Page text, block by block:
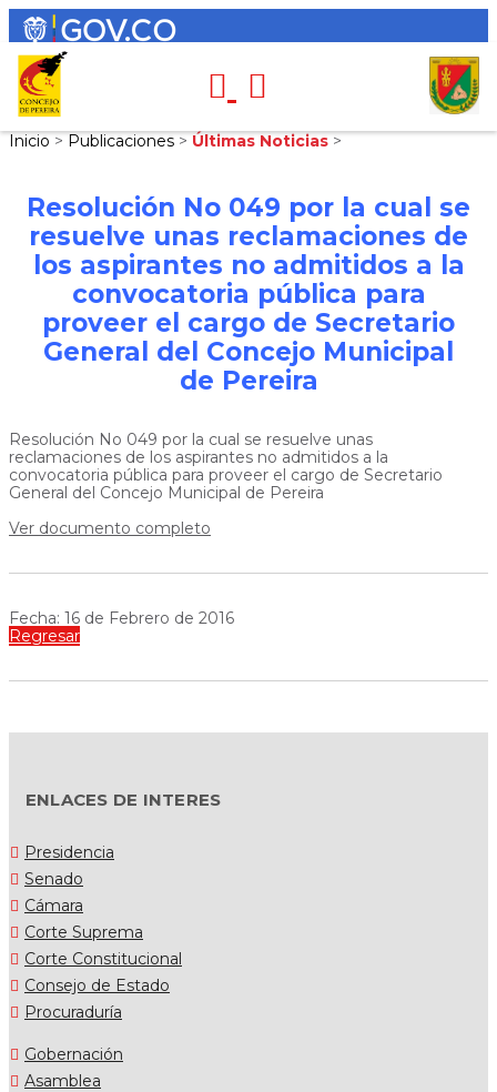
Inicio > Publicaciones > Últimas Noticias >
Resolución No 049 por la cual se
resuelve unas reclamaciones de
los aspirantes no admitidos a la
convocatoria pública para
proveer el cargo de Secretario
General del Concejo Municipal
de Pereira
Resolución No 049 por la cual se resuelve unas
reclamaciones de los aspirantes no admitidos a la
convocatoria pública para proveer el cargo de Secretario
General del Concejo Municipal de Pereira
Ver documento completo
Fecha: 16 de Febrero de 2016
Regresar
ENLACES DE INTERES
Presidencia
Senado
Cámara
Corte Suprema
Corte Constitucional
Consejo de Estado
Procuraduría
Gobernación
Asamblea